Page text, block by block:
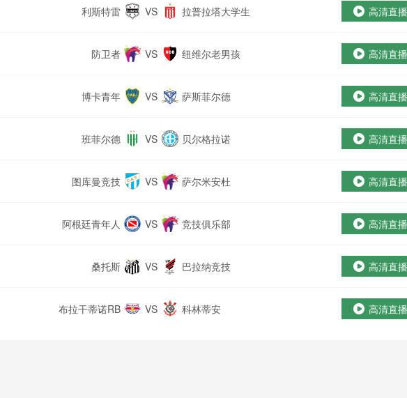
利斯特雷 VS 拉普拉塔大学生 高清直播
防卫者 VS 纽维尔老男孩 高清直播
博卡青年 VS 萨斯菲尔德 高清直播
班菲尔德 VS 贝尔格拉诺 高清直播
图库曼竞技 VS 萨尔米安杜 高清直播
阿根廷青年人 VS 竞技俱乐部 高清直播
桑托斯 VS 巴拉纳竞技 高清直播
布拉干蒂诺RB VS 科林蒂安 高清直播